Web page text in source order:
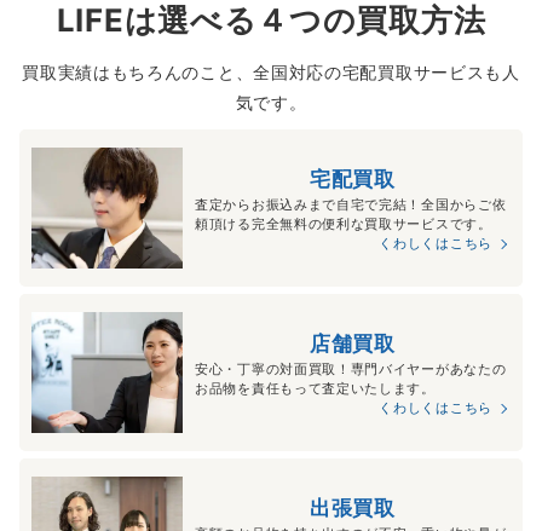
LIFEは選べる４つの買取方法
買取実績はもちろんのこと、全国対応の宅配買取サービスも人
気です。
宅配買取
査定からお振込みまで自宅で完結！全国からご依
頼頂ける完全無料の便利な買取サービスです。
くわしくはこちら
店舗買取
安心・丁寧の対面買取！専門バイヤーがあなたの
お品物を責任もって査定いたします。
くわしくはこちら
出張買取